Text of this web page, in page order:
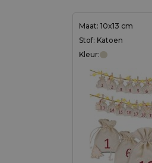
Maat: 10x13 cm
Stof: Katoen
Kleur: